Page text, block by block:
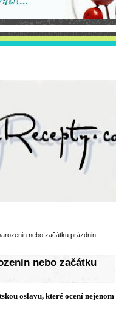
nebo začátku prázdnin
nebo začátku
oslavu, které ocení nejenom